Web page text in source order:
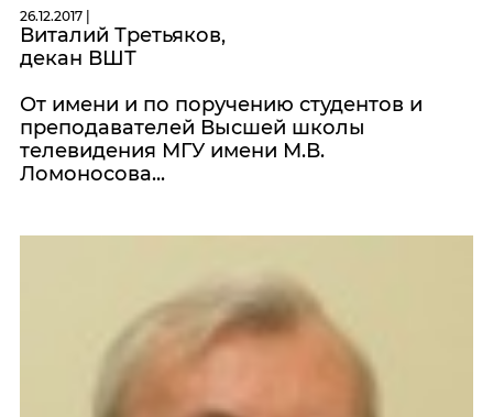
26.12.2017 |
Виталий Третьяков,
декан ВШТ
От имени и по поручению студентов и
преподавателей Высшей школы
телевидения МГУ имени М.В.
Ломоносова...